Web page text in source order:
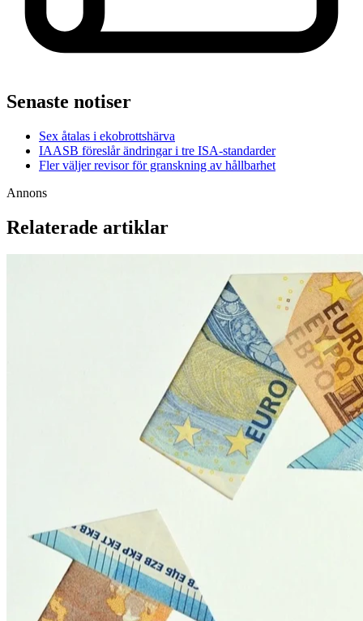
Senaste notiser
Sex åtalas i ekobrottshärva
IAASB föreslår ändringar i tre ISA-standarder
Fler väljer revisor för granskning av hållbarhet
Annons
Relaterade artiklar